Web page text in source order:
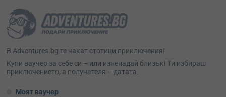
В Adventures.bg те чакат стотици приключения!
Kупи ваучер за себе си – или изненадай близък! Ти избираш
приключението, а получателя – датата.
Моят ваучер